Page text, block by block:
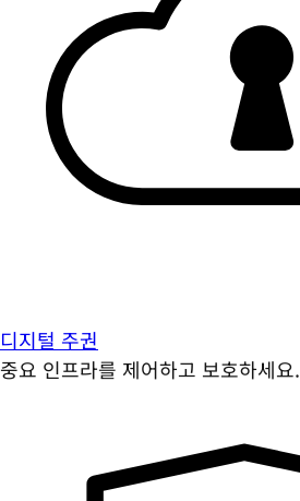
디지털 주권
중요 인프라를 제어하고 보호하세요.